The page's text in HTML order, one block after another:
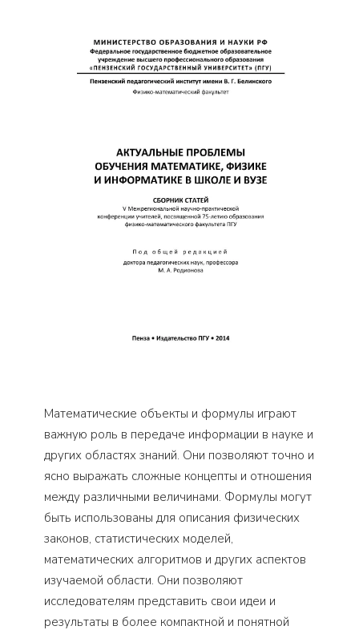
Математические объекты и формулы играют
важную роль в передаче информации в науке и
других областях знаний. Они позволяют точно и
ясно выражать сложные концепты и отношения
между различными величинами. Формулы могут
быть использованы для описания физических
законов, статистических моделей,
математических алгоритмов и других аспектов
изучаемой области. Они позволяют
исследователям представить свои идеи и
результаты в более компактной и понятной